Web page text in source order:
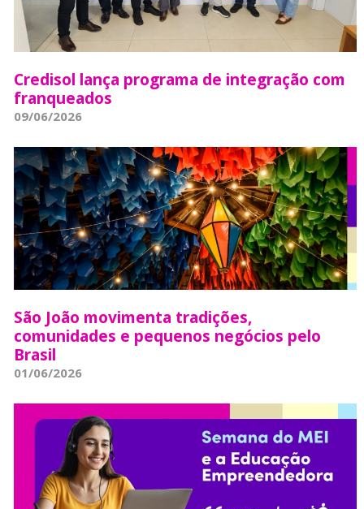
Credisol lança programa de integração com
franqueados
09/06/2026
São João movimenta tradições,
comunidades e pequenos negócios pelo
Brasil
01/06/2026